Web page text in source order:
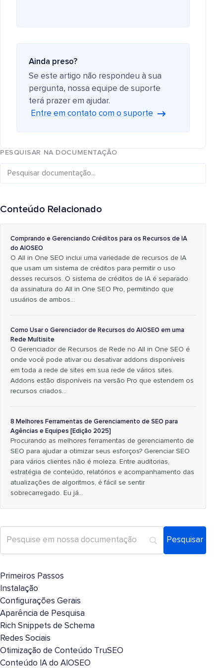
Ainda preso?
Se este artigo não respondeu à sua
pergunta, nossa equipe de suporte
terá prazer em ajudar.
Entre em contato com o suporte
PESQUISAR NA DOCUMENTAÇÃO
Conteúdo Relacionado
Comprando e Gerenciando Créditos para os Recursos de IA
do AIOSEO
O All in One SEO inclui uma variedade de recursos de IA
que usam um sistema de créditos para permitir o uso
desses recursos. O sistema de créditos de IA é separado
da assinatura do All in One SEO Pro, permitindo que
usuários de ambos…
Como Usar o Gerenciador de Recursos do AIOSEO em uma
Rede Multisite
O Gerenciador de Recursos de Rede no All in One SEO é
onde você pode ativar ou desativar addons disponíveis
em toda a rede de sites em sua rede de vários sites.
Addons estão disponíveis na versão Pro que estendem os
recursos criados…
8 Melhores Ferramentas de Gerenciamento de SEO para
Agências e Equipes [Edição 2025]
Procurando as melhores ferramentas de gerenciamento de
SEO para ajudar a otimizar seus esforços? Gerenciar SEO
para vários clientes não é moleza. Entre auditorias,
estratégia de conteúdo, relatórios e acompanhamento das
atualizações de algoritmos, é fácil se sentir
sobrecarregado. Eu já…
Primeiros Passos
Instalação
Configurações Gerais
Aparência de Pesquisa
Rich Snippets de Schema
Redes Sociais
Otimização de Conteúdo TruSEO
Conteúdo IA do AIOSEO